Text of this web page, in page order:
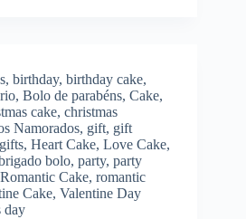
, birthday, birthday cake,
, Bolo de parabéns, Cake,
cake, christmas
Namorados, gift, gift
gifts, Heart Cake, Love Cake,
bolo, party, party
Romantic Cake, romantic
Cake, Valentine Day
day